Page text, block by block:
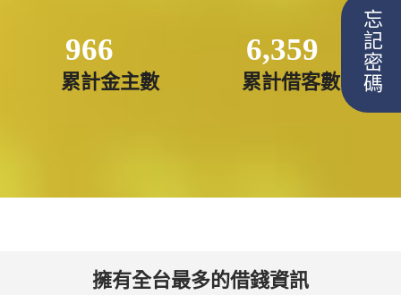
966
累計金主數
6,359
累計借客數
擁有全台最多的借錢資訊
忘記密碼